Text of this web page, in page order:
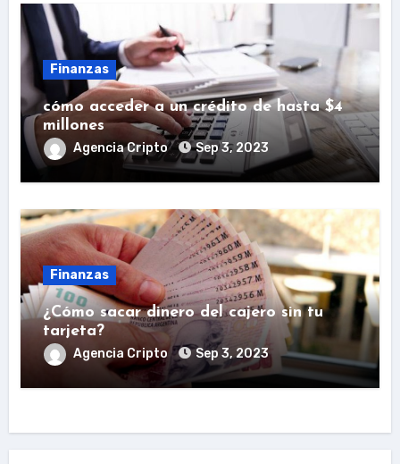
Finanzas
cómo acceder a un crédito de hasta $4
millones
Agencia Cripto Sep 3, 2023
Finanzas
¿Cómo sacar dinero del cajero sin tu
tarjeta?
Agencia Cripto Sep 3, 2023